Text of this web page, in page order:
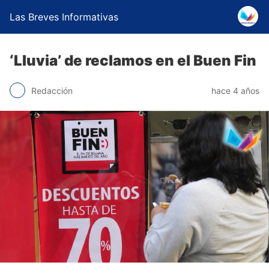
Las Breves Informativas
‘Lluvia’ de reclamos en el Buen Fin
Redacción hace 4 años